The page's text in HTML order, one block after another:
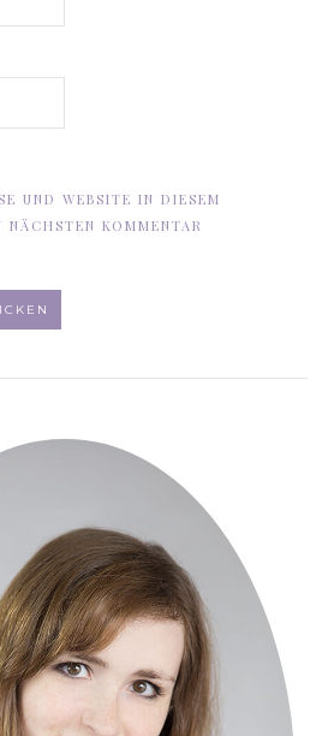
UND WEBSITE IN DIESEM
NÄCHSTEN KOMMENTAR